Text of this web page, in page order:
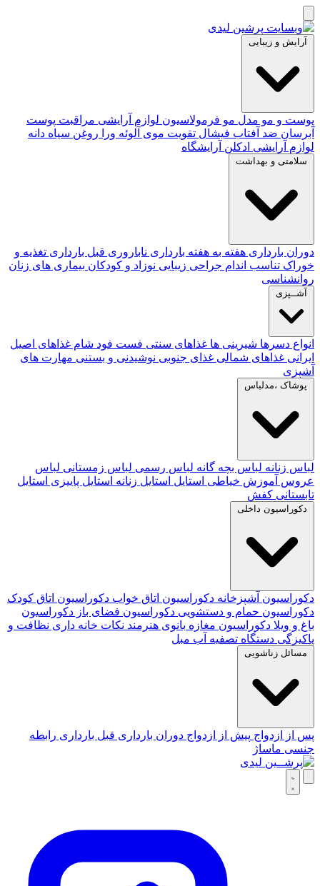
آرایش و زیبایی
پوست و مو مدل مو فرمولاسیون لوازم آرایشی مراقبت پوست
آبرسان ضد آفتاب فیشال تقویت موی آلوئه‌ ورا روغن سیاه دانه
لوازم آرایشی ادکلن آرایشگاه
سلامتی و بهداشت
دوران بارداری هفته به هفته بارداری ناباروری قبل بارداری تغذیه و
خوراک تناسب اندام جراحی زیبایی نوزاد و کودکان بیماری های زنان
روانشناسی
آشــپزی
انواع دسرها شیرینی ها غذاهای سنتی فست فود شام غذاهای اصیل
ایرانی غذاهای شمالی غذای جنوبی نوشیدنی و بستنی مهارت های
آشپزی
پوشاک ،مدلباس
لباس زنانه لباس بچه گانه لباس رسمی لباس زمستانی لباس
عروس آموزش خیاطی استایل استایل زنانه استایل پاییزی استایل
تابستانی کفش
دکوراسیون داخلی
دکوراسیون آشپزخانه دکوراسیون اتاق خواب دکوراسیون اتاق کودک
دکوراسیون حمام و دستشویی دکوراسیون فضای باز دکوراسیون
باغ و ویلا دکوراسیون مغازه بانوی هنرمند نکات خانه داری نظافت و
پاکیزگی دستگاه تصفیه آب مبل
مسائل زناشویی
پس از ازدواج پیش از ازدواج دوران بارداری قبل بارداری رابطه
جنسی ماساژ